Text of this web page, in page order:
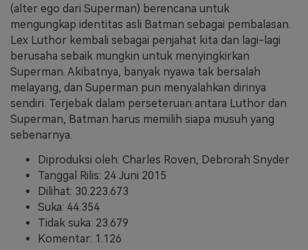
(alter ego dari Superman) berencana untuk
mengungkap identitas asli Batman sebagai pembalasan.
Lex Luthor kembali sebagai penjahat kita dan lagi-lagi
berusaha sebaik mungkin untuk menyingkirkan
Superman. Akibatnya, banyak nyawa tak bersalah
melayang, dan Superman pun menyalahkan dirinya
sendiri. Terjebak dalam perseteruan antara Luthor dan
Superman, Batman harus memilih siapa musuh yang
sebenarnya.
Diproduksi oleh: Charles Roven, Debrorah Snyder
Tanggal Rilis: 24 Juni 2015
Dilihat: 30.223.673
Suka: 44.354
Tidak suka: 23.679
Komentar: 1.126